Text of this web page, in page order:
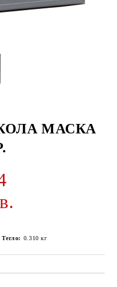
МАСКА
Тегло: 0.310 кг